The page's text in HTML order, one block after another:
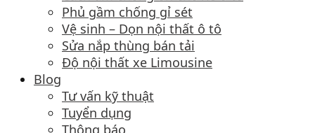
Phủ gầm chống gỉ sét
Vệ sinh – Dọn nội thất ô tô
Sửa nắp thùng bán tải
Độ nội thất xe Limousine
Blog
Tư vấn kỹ thuật
Tuyển dụng
Thông báo